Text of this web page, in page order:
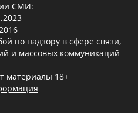
СМИ:
по надзору в сфере связи,
и массовых коммуникаций
материалы 18+